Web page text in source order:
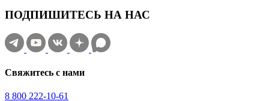
ПОДПИШИТЕСЬ НА НАС
Свяжитесь с нами
8 800 222-10-61